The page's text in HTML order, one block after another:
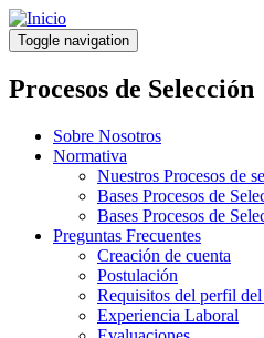
Pasar
al
contenido
principal
Toggle navigation
Procesos de Selección
Sobre Nosotros
Normativa
Nuestros Procesos de
Bases Procesos de
Bases Procesos de
Preguntas Frecuentes
Creación de cuenta
Postulación
Requisitos del perfil del
Experiencia Laboral